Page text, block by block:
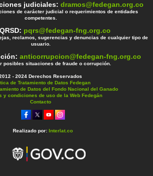
judiciales:dramos@fedegan.org.co
de carácter judicial o requerimientos de entidades
competentes.
pqrs@fedegan-fng.org.co
reclamos, sugerencias y denuncias de cualquier tipo de
usuario.
anticorrupcion@fedegan-fng.org.co
posibles situaciones de fraude o corrupción.
- 2024 Derechos Reservados
de Tratamiento de Datos Fedegan
de Datos del Fondo Nacional del Ganado
y condiciones de uso de la Web Fedegán
Contacto
Realizado por: Interlat.co